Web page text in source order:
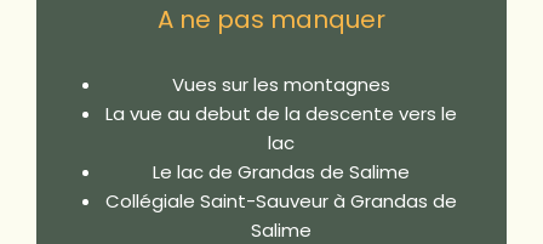
A ne pas manquer
Vues sur les montagnes
La vue au debut de la descente vers le
lac
Le lac de Grandas de Salime
Collégiale Saint-Sauveur à Grandas de
Salime